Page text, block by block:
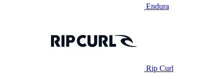
Endura
Rip Curl